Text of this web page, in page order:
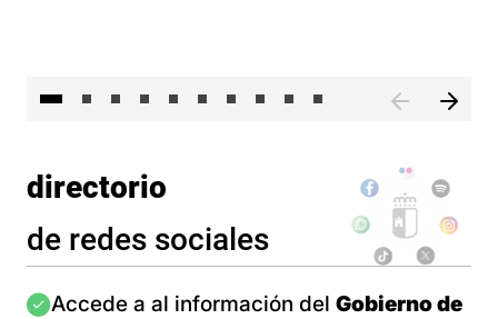
directorio
de redes sociales
Imagen
Accede a al información del Gobierno de